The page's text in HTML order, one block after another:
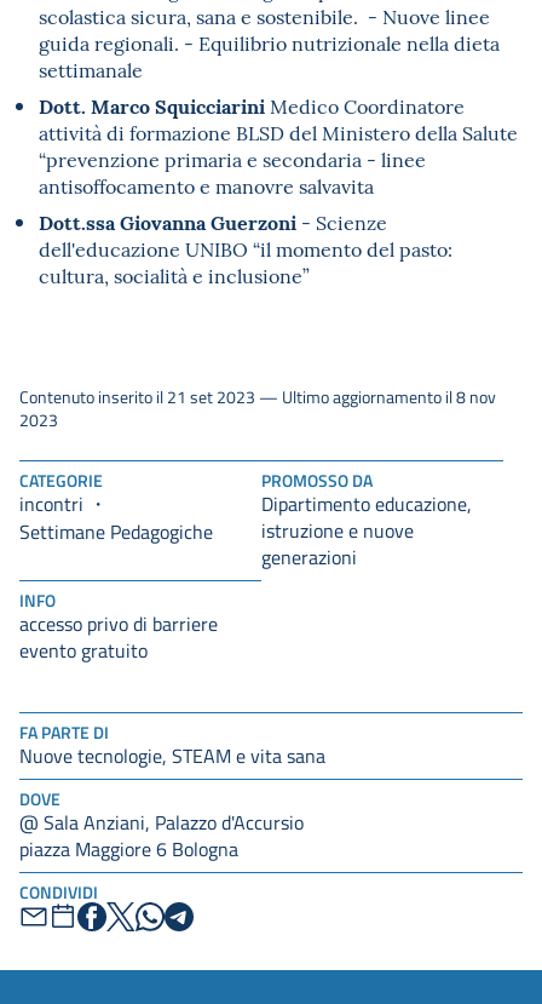
FA PARTE DI
Nuove tecnologie, STEAM e vita sana
DOVE
@ Sala Anziani, Palazzo d'Accursio
piazza Maggiore 6 Bologna
CONDIVIDI
scolastica sicura, sana e sostenibile. - Nuove linee
guida regionali. - Equilibrio nutrizionale nella dieta
settimanale
Dott. Marco Squicciarini Medico Coordinatore
attività di formazione BLSD del Ministero della Salute
“prevenzione primaria e secondaria - linee
antisoffocamento e manovre salvavita
Dott.ssa Giovanna Guerzoni - Scienze
dell'educazione UNIBO “il momento del pasto:
cultura, socialità e inclusione”
CATEGORIE
incontri
Settimane Pedagogiche
PROMOSSO DA
Dipartimento educazione,
istruzione e nuove
generazioni
INFO
accesso privo di barriere
evento gratuito
Contenuto inserito il 21 set 2023 — Ultimo aggiornamento il 8 nov
2023